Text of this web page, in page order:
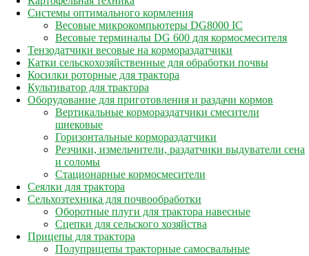
Системы оптимального кормления
Весовые микрокомпьютеры DG8000 IC
Весовые терминалы DG 600 для кормосмесителя
Тензодатчики весовые на кормораздатчики
Катки сельскохозяйственные для обработки почвы
Косилки роторные для трактора
Культиватор для трактора
Оборудование для приготовления и раздачи кормов
Вертикальные кормораздатчики смесители
шнековые
Горизонтальные кормораздатчики
Резчики, измельчители, раздатчики выдуватели сена
и соломы
Стационарные кормосмесители
Сеялки для трактора
Сельхозтехника для почвообработки
Оборотные плуги для трактора навесные
Сцепки для сельского хозяйства
Прицепы для трактора
Полуприцепы тракторные самосвальные